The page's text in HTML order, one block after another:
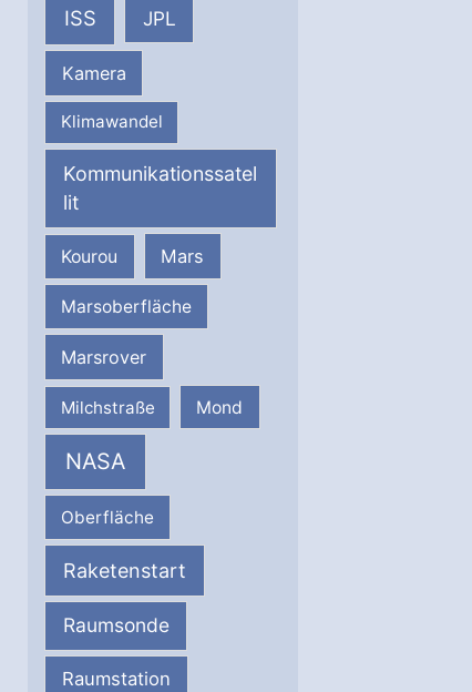
ISS JPL
Kamera
Klimawandel
Kommunikationssatel
lit
Kourou Mars
Marsoberfläche
Marsrover
Milchstraße Mond
NASA
Oberfläche
Raketenstart
Raumsonde
Raumstation